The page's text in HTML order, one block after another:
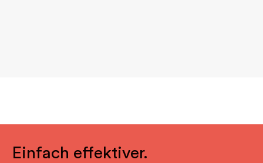
Einfach effektiver.